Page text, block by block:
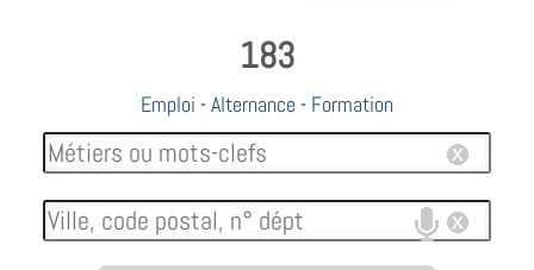
183
Emploi -Alternance - Formation